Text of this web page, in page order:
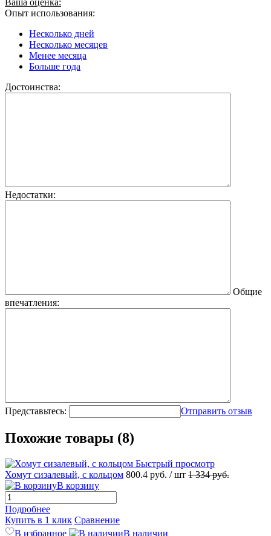
Ваша оценка:
Опыт использования:
Несколько дней
Несколько месяцев
Менее месяца
Больше года
Достоинства:
Недостатки:
Общие
впечатления:
Представьтесь: Отправить отзыв
Похожие товары (8)
Быстрый просмотр
Хомут сизалевый, с кольцом 800.4 руб. / шт 1 334руб.
В корзину
Подробнее
Купить в 1 клик Сравнение
В избранное
В наличии